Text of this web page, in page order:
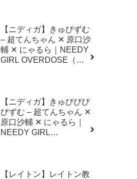
【ニディガ】きゅびずむ
– 超てんちゃん ✕ 原口沙
輔 ✕ にゃるら｜NEEDY
GIRL OVERDOSE（二
【ニディガ】きゅびびび
びずむ – 超てんちゃん ✕
原口沙輔 ✕ にゃるら｜
NEEDY GIRL
【レイトン】レイトン教